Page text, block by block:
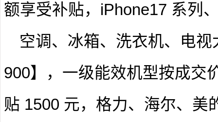
额享受补贴，iPhone17 系列
空调、冰箱、洗衣机、电视
900】，一级能效机型按成交
贴 1500 元，格力、海尔、美